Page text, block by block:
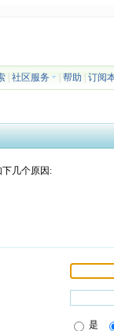
| 社区服务 帮助 订阅
几个原因:
是